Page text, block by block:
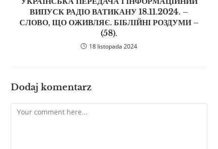
ВИПУСК РАДІО ВАТИКАНУ 18.11.2024. –
СЛОВО, ЩО ОЖИВЛЯЄ. БІБЛІЙНІ РОЗДУМИ –
(58).
18 listopada 2024
Dodaj komentarz